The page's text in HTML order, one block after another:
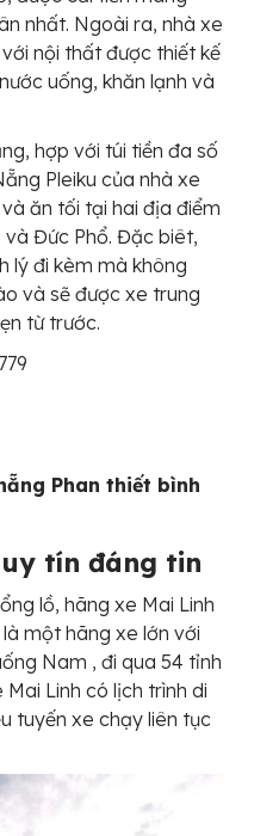
nhất. Ngoài ra, nhà xe
nội thất được thiết kế
uống, khăn lạnh và
hợp với túi tiền đa số
Pleiku của nhà xe
ăn tối tại hai địa điểm
và Đức Phổ. Đặc biêt,
lý đi kèm mà không
và sẽ được xe trung
từ trước.
Phan thiết bình
uy tín đáng tin
lồ, hãng xe Mai Linh
một hãng xe lớn với
Nam , đi qua 54 tỉnh
Linh có lịch trình di
tuyến xe chạy liên tục